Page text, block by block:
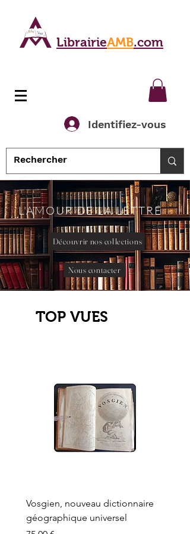
LibrairieAMB.com
Identifiez-vous
L'AMOUR DE LA LETTRE
Découvrir nos collections
Nous contacter
TOP VUES
Vosgien, nouveau dictionnaire
géographique universel